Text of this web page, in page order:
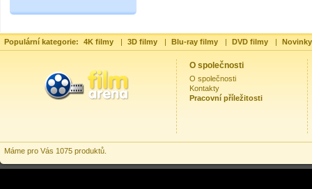
Populární kategorie: 4K filmy | 3D filmy | Blu-ray filmy | DVD filmy |
O společnosti
O společnosti
Kontakty
Pracovní příležitosti
Máme pro Vás 1075 produktů.